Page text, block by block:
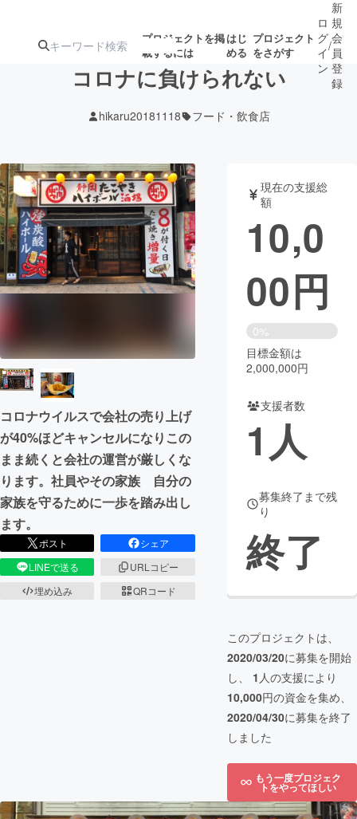
プロジェクトを掲
載するには
はじ
める
プロジェクト
をさがす
アート・写真
テクノロジー・ガジェット ゲーム・サ
ビジネス・起業 チャレンジ
CAMPFIRE for Social Good
CAMPFIRE Creation
CAMPFIREふるさと納税machi-ya コミュニティ
ロ
グ
イ
ン
/
新
規
会
員
登
録
コロナに負けられない
hikaru20181118 フード・飲食店
コロナウイルスで会社の売り上げ
が40%ほどキャンセルになりこの
まま続くと会社の運営が厳しくな
ります。社員やその家族 自分の
家族を守るために一歩を踏み出し
ます。
ポスト
シェア
LINEで送る
URLコピー
埋め込み
QRコード
現在の支援総
額
10,0
00円
0%
目標金額は
2,000,000円
支援者数
1人
募集終了まで残
り
終了
このプロジェクトは、
2020/03/20に募集を開始
し、 1 人の支援により
10,000円の資金を集め、
2020/04/30に募集を終了
しました
もう一度プロジェク
トをやってほしい